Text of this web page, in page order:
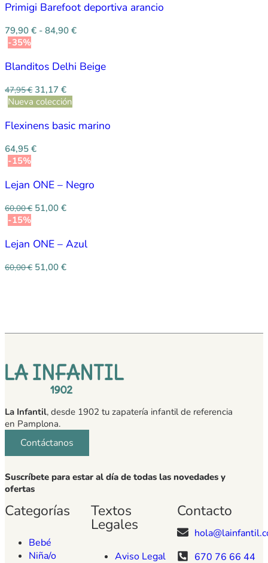
Primigi Barefoot deportiva arancio
79,90 € - 84,90 €
-35%
Blanditos Delhi Beige
47,95€ 31,17 €
Nueva colección
Flexinens basic marino
64,95 €
-15%
Lejan ONE – Negro
60,00€ 51,00 €
-15%
Lejan ONE – Azul
60,00€ 51,00 €
La Infantil, desde 1902 tu zapatería infantil de referencia
en Pamplona.
Contáctanos
Suscríbete para estar al día de todas las novedades y
ofertas
Categorías
Bebé
Niña/o
Textos
Legales
Aviso Legal
Contacto
670 76 66 44